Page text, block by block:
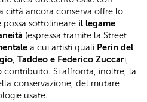
città ancora conserva offre lo
sottolineare il legame
(espressa tramite la Street
a cui artisti quali Perin del
, Taddeo e Federico Zuccari,
contribuito. Si affronta, inoltre, la
conservazione, del mutare
usate.